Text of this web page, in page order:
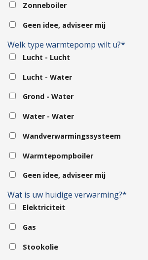
Zonneboiler
Geen idee, adviseer mij
Welk type warmtepomp wilt u?*
Lucht - Lucht
Lucht - Water
Grond - Water
Water - Water
Wandverwarmingssysteem
Warmtepompboiler
Geen idee, adviseer mij
Wat is uw huidige verwarming?*
Elektriciteit
Gas
Stookolie